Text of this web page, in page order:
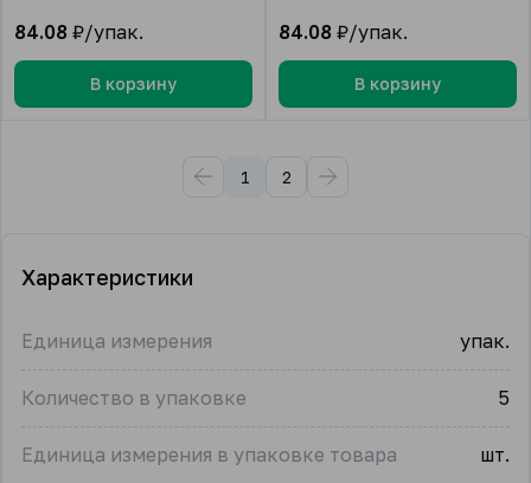
84.08 ₽/упак.
В корзину
84.08 ₽/упак.
В корзину
1 2
Характеристики
Единица измерения упак.
Количество в упаковке 5
Единица измерения в упаковке товара шт.